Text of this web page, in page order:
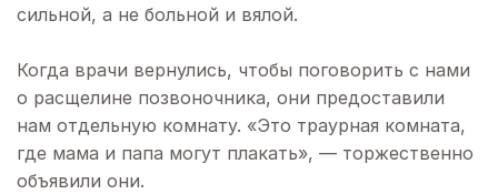
сильной, а не больной и вялой.
Когда врачи вернулись, чтобы поговорить с нами
о расщелине позвоночника, они предоставили
нам отдельную комнату. «Это траурная комната,
где мама и папа могут плакать», — торжественно
объявили они.